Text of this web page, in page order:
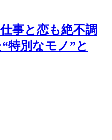
事と恋も絶不調
特別なモノ”と